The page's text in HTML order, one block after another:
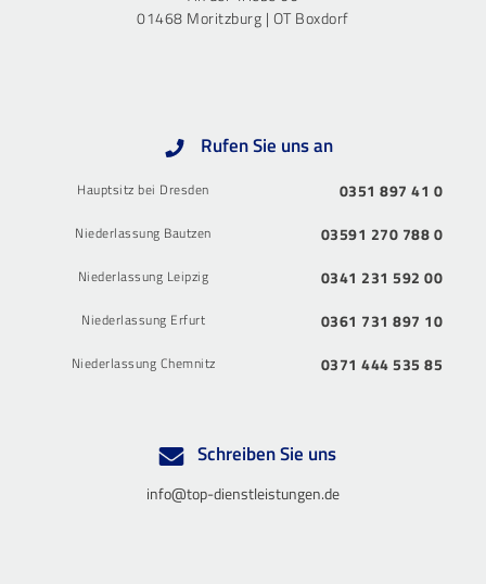
01468 Moritzburg | OT Boxdorf
Rufen Sie uns an
Hauptsitz bei Dresden 0351 897 41 0
Niederlassung Bautzen 03591 270 788 0
Niederlassung Leipzig 0341 231 592 00
Niederlassung Erfurt 0361 731 897 10
Niederlassung Chemnitz 0371 444 535 85
Schreiben Sie uns
info@top-dienstleistungen.de